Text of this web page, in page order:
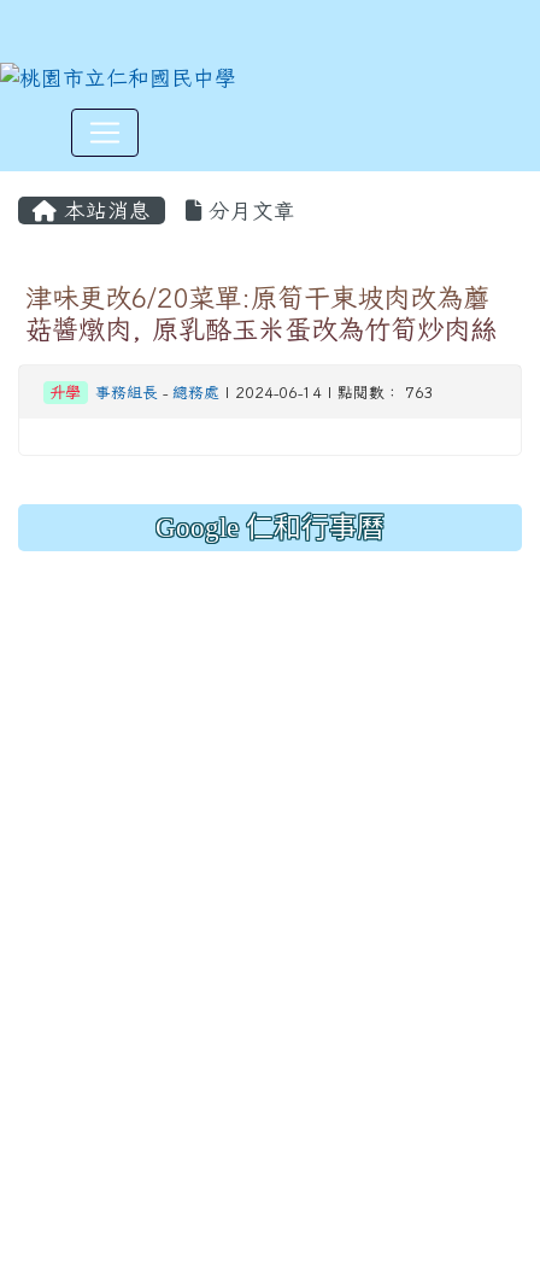
本站消息 分月文章
津味更改6/20菜單:原筍干東坡肉改為蘑
菇醬燉肉, 原乳酪玉米蛋改為竹筍炒肉絲
升學 事務組長 - 總務處 | 2024-06-14 | 點閱數： 763
Google 仁和行事曆